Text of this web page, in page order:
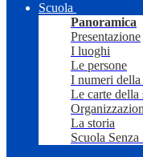
Scuola
Panoramica
Presentazione
I luoghi
Le persone
I numeri della
Le carte della
La storia
Scuola